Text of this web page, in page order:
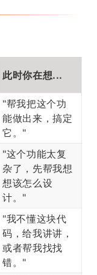
此时你在想...
"帮我把这个功
能做出来，搞定
它。"
"这个功能太复
杂了，先帮我想
想该怎么设
计。"
"我不懂这块代
码，给我讲讲，
或者帮我找找
错。"